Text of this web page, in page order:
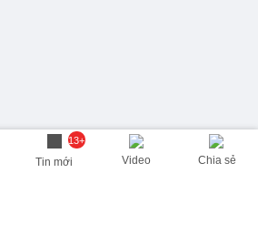
13+
Tin mới Video Chia sẻ